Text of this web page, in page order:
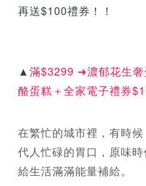
再送$100禮券！！
▲滿$3299 ➜濃郁花生
酪蛋糕＋全家電子禮券
在繁忙的城市裡，有時
代人忙碌的胃口，原味時
給生活滿滿能量補給。